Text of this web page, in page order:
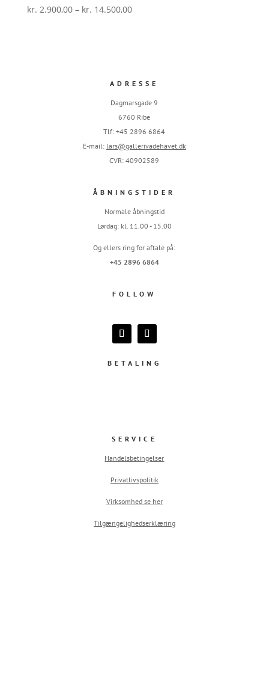
kr. 2.900,00 – kr. 14.500,00Prisinterval:
ADRESSE
Dagmarsgade 9
6760 Ribe
Tlf: +45 2896 6864
E-mail: lars@gallerivadehavet.dk
CVR: 40902589
ÅBNINGSTIDER
Normale åbningstid
Lørdag: kl. 11.00 - 15.00
Og ellers ring for aftale på:
+45 2896 6864
FOLLOW
BETALING
SERVICE
Handelsbetingelser
Privatlivspolitik
Virksomhed se her
Tilgængelighedserklæring